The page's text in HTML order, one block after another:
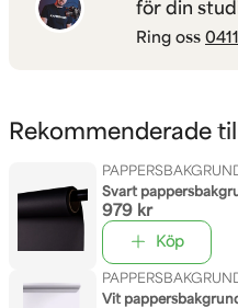
för din
Ring oss
Rekommenderade
Svart
979 kr
Köp
Vit